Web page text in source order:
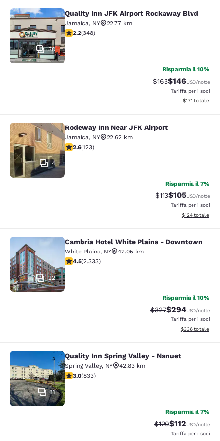
Quality Inn JFK Airport Rockaway
30
Quality Inn JFK Airport Rockaway Blvd
Jamaica, NY
22.77 km
Valutazione di 2.23 stelle. Discreto. 348 recensioni
2.2(348)
Risparmia il 10%
Tariffa di barratura:
$163Tariffa
$146USD/notte
Tariffa per i soci
Visualizza i
$171 totale
Rodeway Inn Near JFK Airport
4
Rodeway Inn Near JFK Airport
Jamaica, NY
22.62 km
Valutazione di 2.56 stelle. Discreto. 123 recensioni
2.6(123)
Risparmia il 7%
Tariffa di
$113Tariffa
$105USD/notte
Tariffa per i soci
Visualizza i
$124 totale
Cambria Hotel White Plains -
22
Cambria Hotel White Plains - Downtown
White Plains, NY
42.05 km
Valutazione di 4.54 stelle. Ottimo. 2333 recensioni
4.5(2.333)
Risparmia il 10%
Tariffa di barratura:
$327Tariffa
$294USD/notte
Tariffa per i soci
Visualizza i
$336 totale
Quality Inn Spring Valley - Nanuet
11
Quality Inn Spring Valley - Nanuet
Spring Valley, NY
42.83 km
Valutazione di 3 stelle. Discreto. 833 recensioni
3.0(833)
Risparmia il 7%
Tariffa di
$120Tariffa
$112USD/notte
Tariffa per i soci